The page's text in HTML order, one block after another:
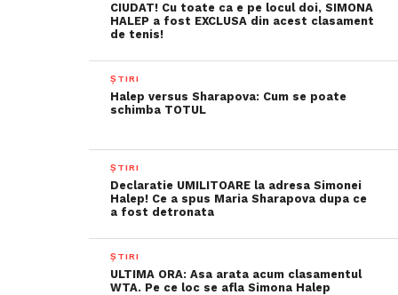
CIUDAT! Cu toate ca e pe locul doi, SIMONA
HALEP a fost EXCLUSA din acest clasament
de tenis!
ȘTIRI
Halep versus Sharapova: Cum se poate
schimba TOTUL
ȘTIRI
Declaratie UMILITOARE la adresa Simonei
Halep! Ce a spus Maria Sharapova dupa ce
a fost detronata
ȘTIRI
ULTIMA ORA: Asa arata acum clasamentul
WTA. Pe ce loc se afla Simona Halep